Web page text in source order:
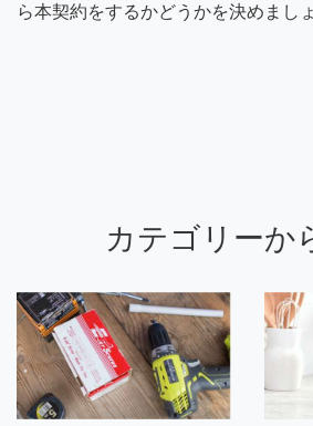
ら本契約をするかどうかを決めましょ
カテゴリーか